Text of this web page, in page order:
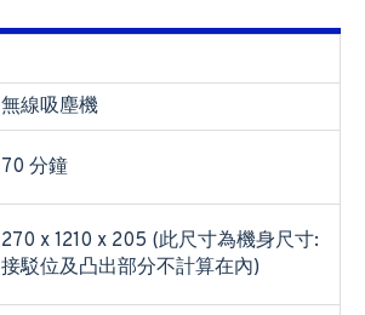
無線吸塵機
70 分鐘
270 x 1210 x 205 (此尺寸為機身尺寸:
接駁位及凸出部分不計算在內)